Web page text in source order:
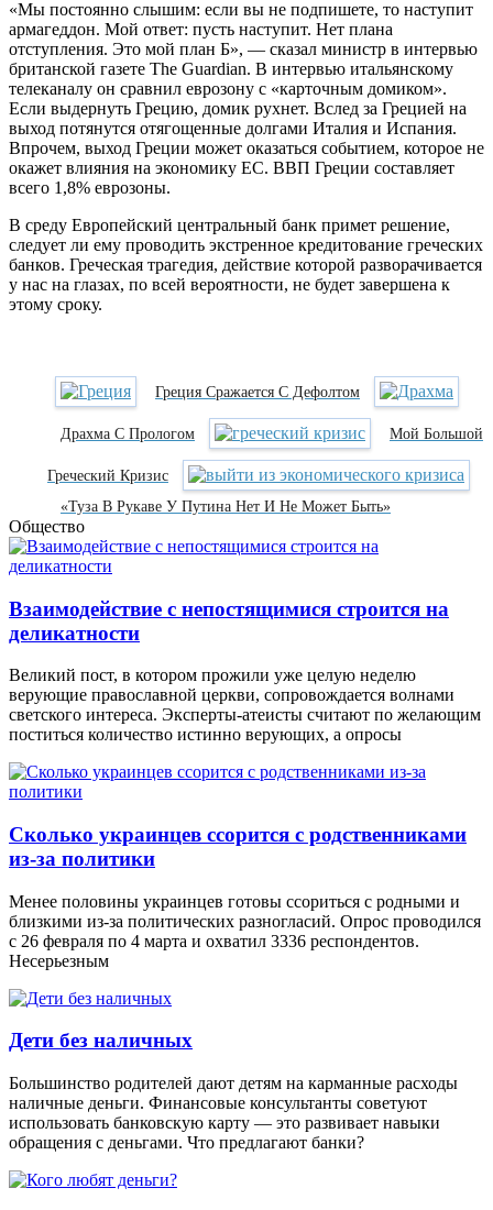
«Мы постоянно слышим: если вы не подпишете, то наступит
армагеддон. Мой ответ: пусть наступит. Нет плана
отступления. Это мой план Б», — сказал министр в интервью
британской газете The Guardian. В интервью итальянскому
телеканалу он сравнил еврозону с «карточным домиком».
Если выдернуть Грецию, домик рухнет. Вслед за Грецией на
выход потянутся отягощенные долгами Италия и Испания.
Впрочем, выход Греции может оказаться событием, которое не
окажет влияния на экономику ЕС. ВВП Греции составляет
всего 1,8% еврозоны.
В среду Европейский центральный банк примет решение,
следует ли ему проводить экстренное кредитование греческих
банков. Греческая трагедия, действие которой разворачивается
у нас на глазах, по всей вероятности, не будет завершена к
этому сроку.
Греция Сражается С Дефолтом
Драхма С Прологом Мой Большой
Греческий Кризис
«Туза В Рукаве У Путина Нет И Не Может Быть»
Общество
Взаимодействие с непостящимися строится на
деликатности
Великий пост, в котором прожили уже целую неделю
верующие православной церкви, сопровождается волнами
светского интереса. Эксперты-атеисты считают по желающим
поститься количество истинно верующих, а опросы
Сколько украинцев ссорится с родственниками
из-за политики
Менее половины украинцев готовы ссориться с родными и
близкими из-за политических разногласий. Опрос проводился
с 26 февраля по 4 марта и охватил 3336 респондентов.
Несерьезным
Дети без наличных
Большинство родителей дают детям на карманные расходы
наличные деньги. Финансовые консультанты советуют
использовать банковскую карту — это развивает навыки
обращения с деньгами. Что предлагают банки?